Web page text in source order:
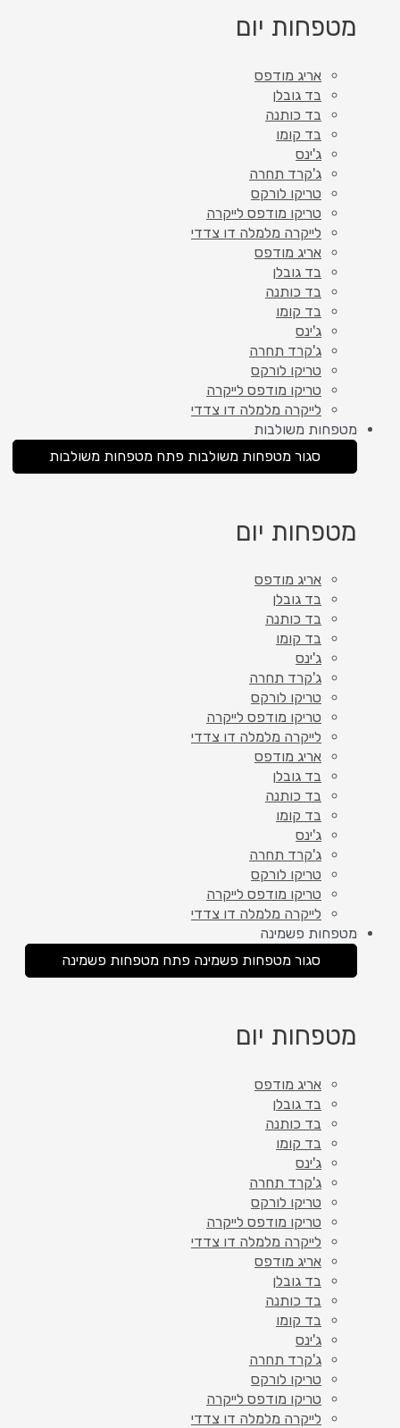
מטפחות יום
אריג מודפס
בד גובלן
בד כותנה
בד קומו
ג'ינס
ג'קרד תחרה
טריקו לורקס
טריקו מודפס לייקרה
לייקרה מלמלה דו צדדי
אריג מודפס
בד גובלן
בד כותנה
בד קומו
ג'ינס
ג'קרד תחרה
טריקו לורקס
טריקו מודפס לייקרה
לייקרה מלמלה דו צדדי
מטפחות משולבות
סגור מטפחות משולבות פתח מטפחות משולבות
מטפחות יום
אריג מודפס
בד גובלן
בד כותנה
בד קומו
ג'ינס
ג'קרד תחרה
טריקו לורקס
טריקו מודפס לייקרה
לייקרה מלמלה דו צדדי
אריג מודפס
בד גובלן
בד כותנה
בד קומו
ג'ינס
ג'קרד תחרה
טריקו לורקס
טריקו מודפס לייקרה
לייקרה מלמלה דו צדדי
מטפחות פשמינה
סגור מטפחות פשמינה פתח מטפחות פשמינה
מטפחות יום
אריג מודפס
בד גובלן
בד כותנה
בד קומו
ג'ינס
ג'קרד תחרה
טריקו לורקס
טריקו מודפס לייקרה
לייקרה מלמלה דו צדדי
אריג מודפס
בד גובלן
בד כותנה
בד קומו
ג'ינס
ג'קרד תחרה
טריקו לורקס
טריקו מודפס לייקרה
לייקרה מלמלה דו צדדי